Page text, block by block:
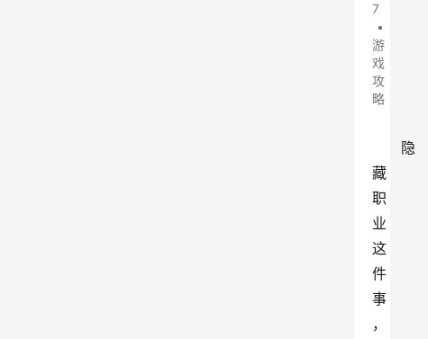
7
•
游
戏
攻
略
隐
藏
职
业
这
件
事
，